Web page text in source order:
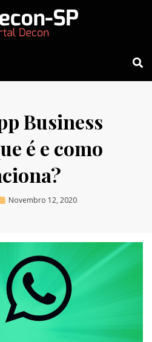
Business
é e como
Novembro 12, 2020